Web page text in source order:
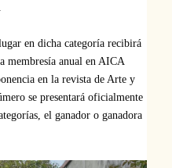
en dicha categoría recibirá
membresía anual en AICA
en la revista de Arte y
se presentará oficialmente
el ganador o ganadora